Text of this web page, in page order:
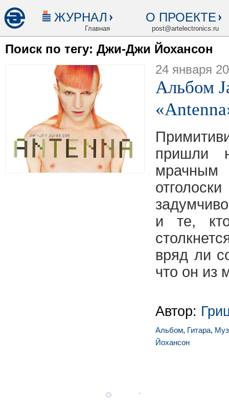
ЖУРНАЛ
Главная
О ПРОЕКТЕ
post@artelectronics.ru
Поиск по тегу: Джи-Джи Йохансон
24 января
Альбом
пришли
и те,
вряд ли
что он из
Автор:
Альбом, Гитара,
Йохансон